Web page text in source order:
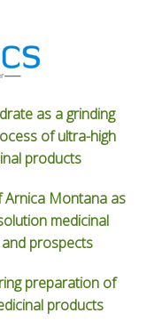
as a grinding
of ultra-high
products
Montana as
medicinal
prospects
preparation of
products